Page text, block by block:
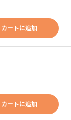
カートに追加
カートに追加